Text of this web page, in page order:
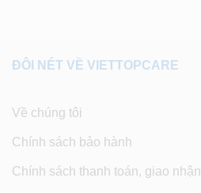
ĐÔI NÉT VỀ VIETTOPCARE
Về chúng tôi
Chính sách bảo hành
Chính sách thanh toán, giao nhận